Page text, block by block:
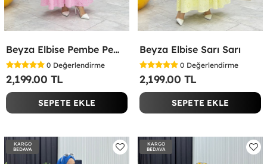
Beyza Elbise Pembe Pembe
0 Değerlendirme
2,199.00 TL
SEPETE EKLE
Beyza Elbise Sarı Sarı
0 Değerlendirme
2,199.00 TL
SEPETE EKLE
KARGO
BEDAVA
KARGO
BEDAVA